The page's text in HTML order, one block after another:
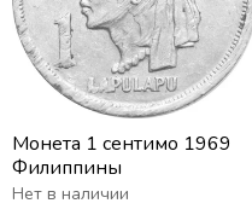
Монета 1 сентимо 1969
Филиппины
Нет в наличии